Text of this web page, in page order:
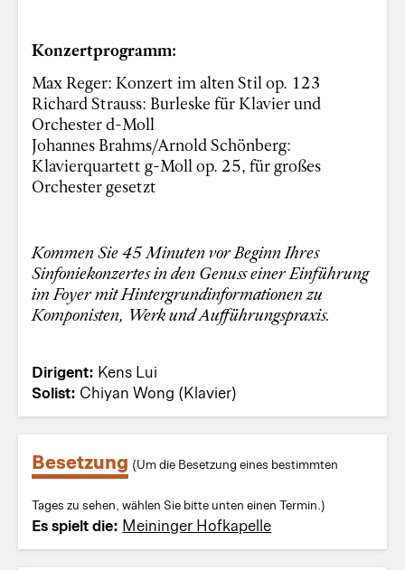
Konzertprogramm:
Max Reger: Konzert im alten Stil op. 123
Richard Strauss: Burleske für Klavier und
Orchester d-Moll
Johannes Brahms/Arnold Schönberg:
Klavierquartett g-Moll op. 25, für großes
Orchester gesetzt
Kommen Sie 45 Minuten vor Beginn Ihres
Sinfoniekonzertes in den Genuss einer Einführung
im Foyer mit Hintergrundinformationen zu
Komponisten, Werk und Aufführungspraxis.
Dirigent: Kens Lui
Solist: Chiyan Wong (Klavier)
Besetzung (Um die Besetzung eines bestimmten
Tages zu sehen, wählen Sie bitte unten einen Termin.)
Es spielt die: Meininger Hofkapelle